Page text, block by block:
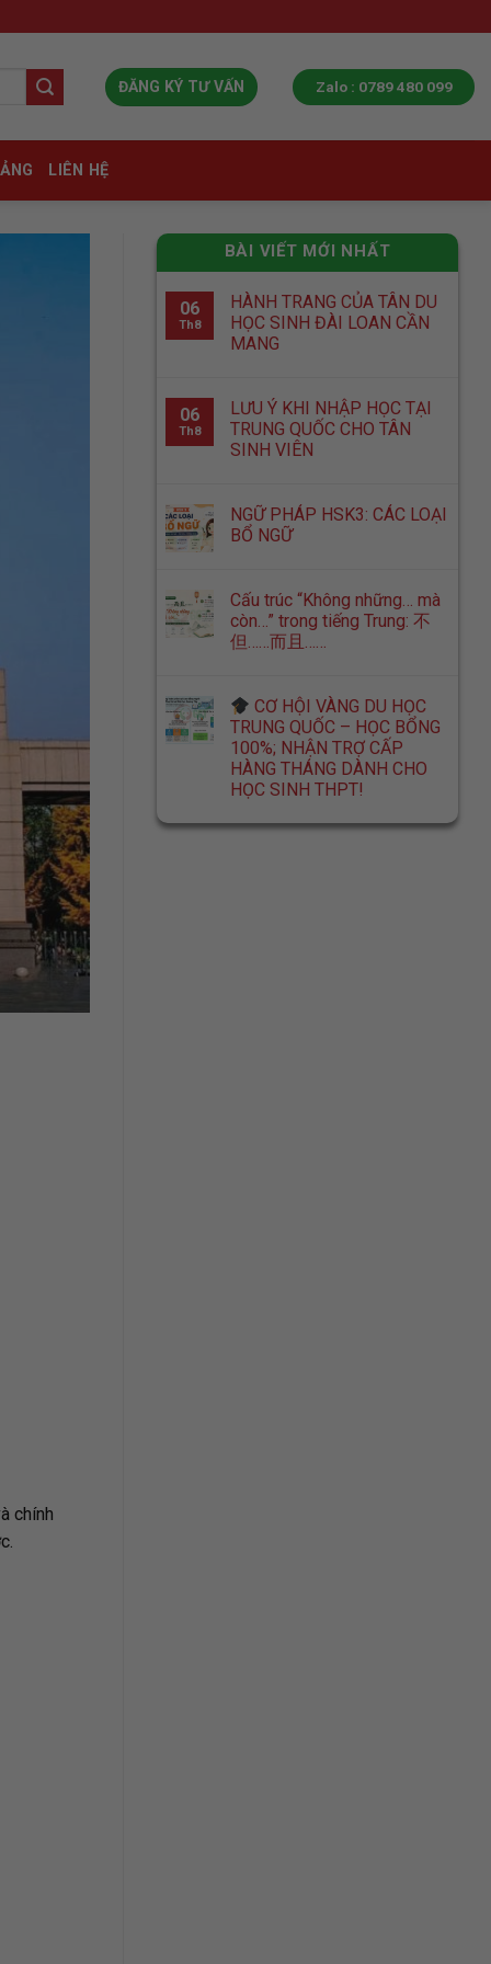
ĐĂNG KÝ TƯ VẤN Zalo : 0789 480 099
LIÊN HỆ
chính
BÀI VIẾT MỚI NHẤT
06
Th8
HÀNH TRANG CỦA TÂN DU
HỌC SINH ĐÀI LOAN CẦN
MANG
06
Th8
LƯU Ý KHI NHẬP HỌC TẠI
TRUNG QUỐC CHO TÂN
SINH VIÊN
NGỮ PHÁP HSK3: CÁC LOẠI
BỔ NGỮ
Cấu trúc “Không những… mà
còn…” trong tiếng Trung: 不
但……而且……
CƠ HỘI VÀNG DU HỌC
TRUNG QUỐC – HỌC BỔNG
100%; NHẬN TRỢ CẤP
HÀNG THÁNG DÀNH CHO
HỌC SINH THPT!